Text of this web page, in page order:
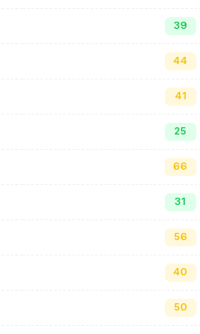
39
44
41
25
66
31
56
40
50